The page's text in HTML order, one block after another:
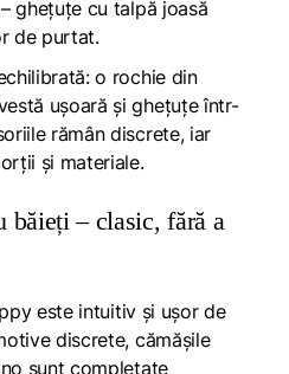
ghețuțe cu talpă joasă
de purtat.
o rochie din
ușoară și ghețuțe într-
rămân discrete, iar
și materiale.
băieți – clasic, fără a
este intuitiv și ușor de
discrete, cămășile
sunt completate